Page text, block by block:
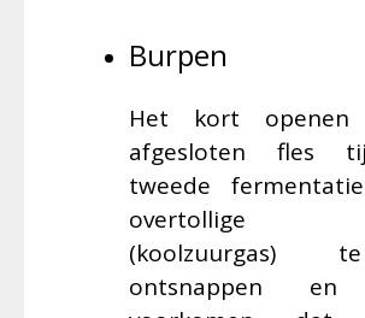
Burpen
Het kort openen
afgesloten fles
tweede
overtollige
(koolzuurgas)
ontsnappen